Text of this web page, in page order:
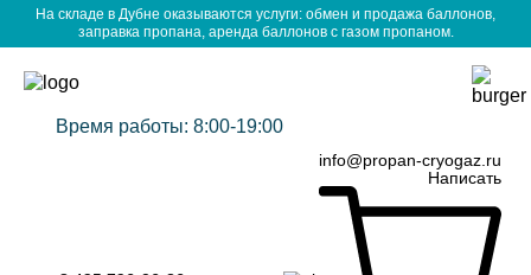
На складе в Дубне оказываются услуги: обмен и продажа баллонов,
заправка пропана, аренда баллонов с газом пропаном.
Время работы: 8:00-19:00
info@propan-cryogaz.ru
Написать